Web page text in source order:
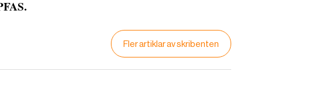
Fler artiklar av skribenten